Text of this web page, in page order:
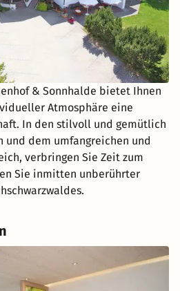
& Sonnhalde bietet Ihnen
Atmosphäre eine
In den stilvoll und gemütlich
und dem umfangreichen und
verbringen Sie Zeit zum
Sie inmitten unberührter